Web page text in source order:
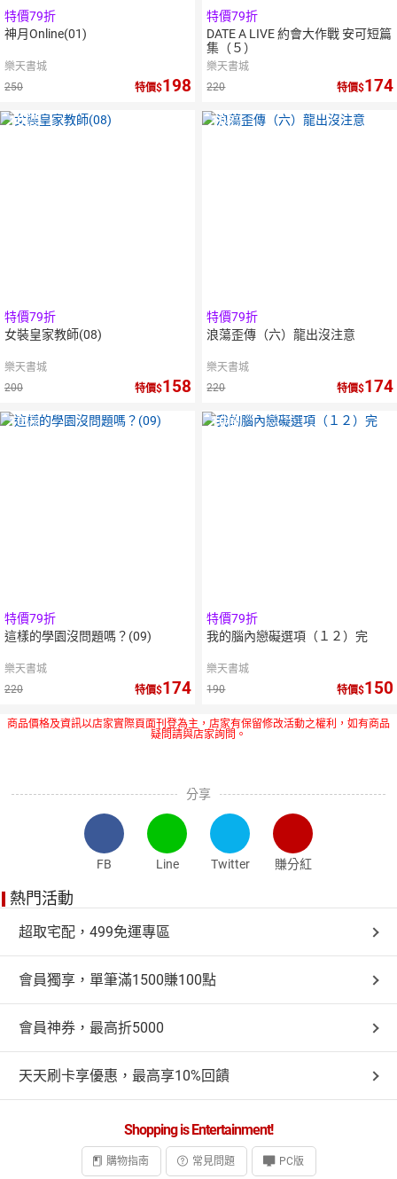
特價79折
神月Online(01)
樂天書城
250
特價 198
特價79折
DATE A LIVE 約會大作戰 安可短篇
集（５）
樂天書城
220
特價 174
10倍
特價79折
女裝皇家教師(08)
樂天書城
200
特價 158
10倍
特價79折
浪蕩歪傳（六）龍出沒注意
樂天書城
220
特價 174
10倍
特價79折
這樣的學園沒問題嗎？(09)
樂天書城
220
特價 174
10倍
特價79折
我的腦內戀礙選項（１２）完
樂天書城
190
特價 150
商品價格及資訊以店家實際頁面刊登為主，店家有保留修改活動之權利，如有商品
疑問請與店家詢問。
分享
FB Line Twitter 賺分紅
熱門活動
超取宅配，499免運專區
會員獨享，單筆滿1500賺100點
會員神券，最高折5000
天天刷卡享優惠，最高享10%回饋
Shopping is Entertainment!
購物指南 常見問題 PC版